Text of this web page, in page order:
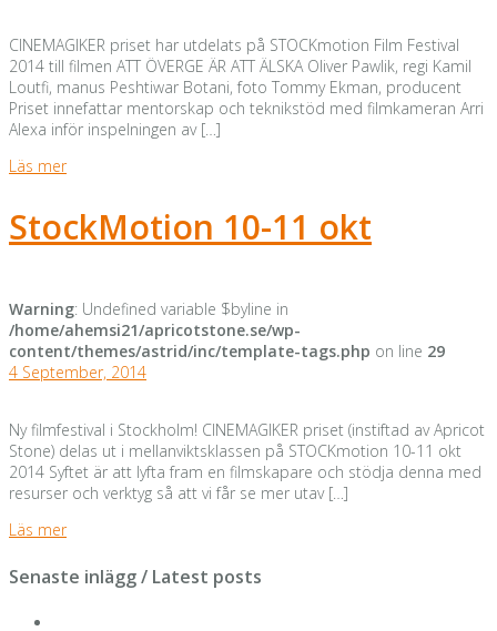
CINEMAGIKER priset har utdelats på STOCKmotion Film Festival
2014 till filmen ATT ÖVERGE ÄR ATT ÄLSKA Oliver Pawlik, regi Kamil
Loutfi, manus Peshtiwar Botani, foto Tommy Ekman, producent
Priset innefattar mentorskap och teknikstöd med filmkameran Arri
Alexa inför inspelningen av […]
Läs mer
StockMotion 10-11 okt
Warning: Undefined variable $byline in
/home/ahemsi21/apricotstone.se/wp-
content/themes/astrid/inc/template-tags.php on line 29
4 September, 2014
Ny filmfestival i Stockholm! CINEMAGIKER priset (instiftad av Apricot
Stone) delas ut i mellanviktsklassen på STOCKmotion 10-11 okt
2014 Syftet är att lyfta fram en filmskapare och stödja denna med
resurser och verktyg så att vi får se mer utav […]
Läs mer
Senaste inlägg / Latest posts